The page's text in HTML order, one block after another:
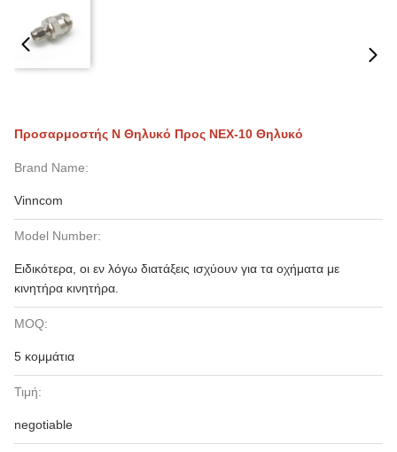
Προσαρμοστής N Θηλυκό Προς NEX-10 Θηλυκό
Brand Name:
Vinncom
Model Number:
Ειδικότερα, οι εν λόγω διατάξεις ισχύουν για τα οχήματα με
κινητήρα κινητήρα.
MOQ:
5 κομμάτια
Τιμή:
negotiable